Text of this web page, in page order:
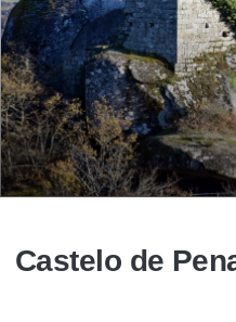
Castelo de